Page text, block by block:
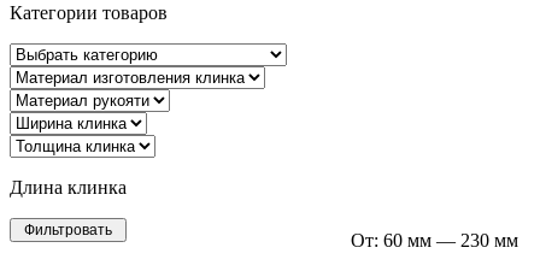
Категории товаров
Длина клинка
Фильтровать От: 60 мм — 230 мм